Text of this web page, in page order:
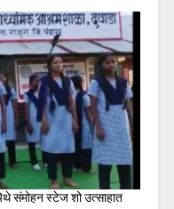
संमोहन स्टेज शो उत्साहात